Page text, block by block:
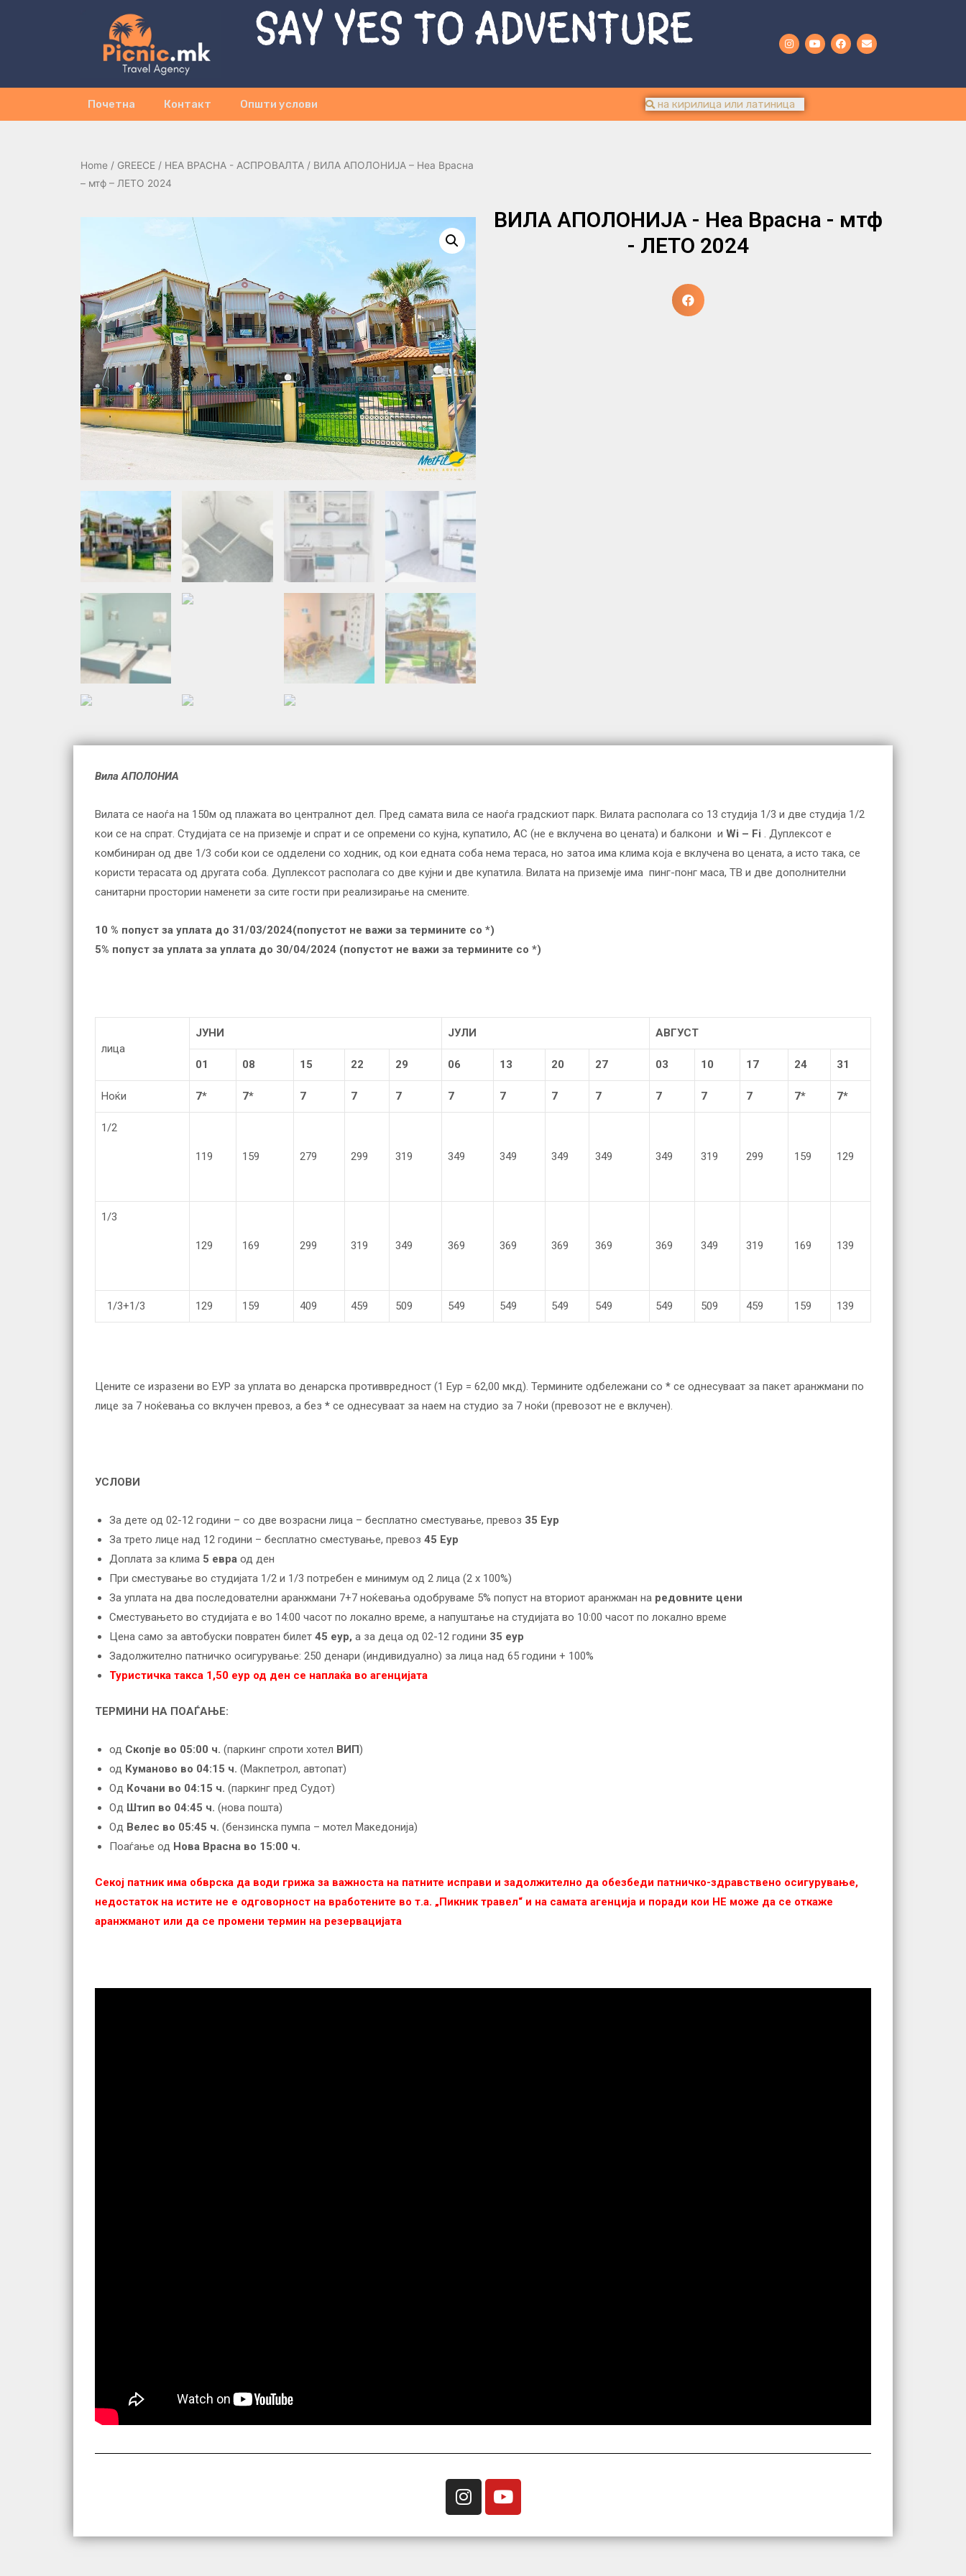
SAY YES TO ADVENTURE
Почетна Контакт Општи услови
Home / GREECE / НЕА ВРАСНА - АСПРОВАЛТА / ВИЛА АПОЛОНИЈА – Неа Врасна
– мтф – ЛЕТО 2024
ВИЛА АПОЛОНИЈА - Неа Врасна - мтф
- ЛЕТО 2024
Вила АПОЛОНИА
Вилата се наоѓа на 150м од плажата во централнот дел. Пред самата вила се наоѓа градскиот парк. Вилата располага со 13 студија 1/3 и две студија 1/2
кои се на спрат. Студијата се на приземје и спрат и се опремени со кујна, купатило, АС (не е вклучена во цената) и балкони и Wi – Fi . Дуплексот е
комбиниран од две 1/3 соби кои се одделени со ходник, од кои едната соба нема тераса, но затоа има клима која е вклучена во цената, а исто така, се
користи терасата од другата соба. Дуплексот располага со две кујни и две купатила. Вилата на приземје има пинг-понг маса, ТВ и две дополнителни
санитарни простории наменети за сите гости при реализирање на смените.
10 % попуст за уплата до 31 /03/2024(попустот не важи за термините со *)
5% попуст за уплата за уплата до 30/04/2024 (попустот не важи за термините со *)
лица
ЈУНИ ЈУЛИ АВГУСТ
01 08 1 5 22 29 06 13 20 27 03 10 17 24 31
Ноќи 7* 7* 7 7 7 7 7 7 7 7 7 7 7* 7*
1/2
119 159 279 299 319 349 349 349 349 349 319 299 159 129
1/3
129 169 299 319 349 369 369 369 369 369 349 319 169 139
1/3+1/3 129 159 409 459 509 549 549 549 549 549 509 459 159 139
Цените се изразени во ЕУР за уплата во денарска противвредност (1 Еур = 62,00 мкд). Термините одбележани со * се однесуваат за пакет аранжмани по
лице за 7 ноќевања со вклучен превоз, а без * се однeсуваат за наем на студио за 7 ноќи (превозот не е вклучен).
УСЛОВИ
За дете од 02-12 години – со две возрасни лица – бесплатно сместување, превоз 35 Еур
За трето лице над 12 години – бесплатно сместување, превоз 45 Еур
Доплата за клима 5 евра од ден
При сместување во студијата 1/2 и 1/3 потребен е минимум од 2 лица (2 x 100%)
За уплата на два последователни аранжмани 7+7 ноќевања одобруваме 5% попуст на вториот аранжман на редовните цени
Сместувањето во студијата е во 14:00 часот по локално време, а напуштање на студијата во 10:00 часот по локално време
Цена само за автобуски повратен билет 45 еур, а за деца од 02-12 години 35 еур
Задолжително патничко осигурување: 250 денари (индивидуално) за лица над 65 години + 100%
Туристичка такса 1,50 еур од ден се наплаќа во агенцијата
ТЕРМИНИ НА ПОАЃАЊЕ:
од Скопје во 05:00 ч. (паркинг спроти хотел ВИП)
од Куманово во 04:15 ч. (Макпетрол, автопат)
Од Кочани во 04:15 ч. (паркинг пред Судот)
Од Штип во 04:45 ч. (нова пошта)
Од Велес во 05:45 ч. (бензинска пумпа – мотел Македонија)
Поаѓање од Нова Врасна во 15:00 ч.
Секој патник има обврска да води грижа за важноста на патните исправи и задолжително да обезбеди патничко-здравствено осигурување,
недостаток на истите не е одговорност на вработените во т.а. „Пикник травел“ и на самата агенција и поради кои НЕ можe да се откаже
аранжманот или да се промени термин на резервацијата